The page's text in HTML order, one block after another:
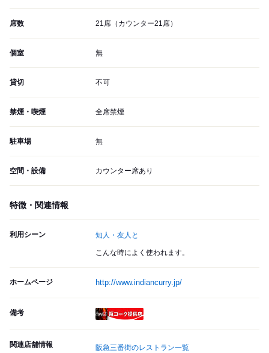
席数 21席（カウンター21席）
個室 無
貸切 不可
禁煙・喫煙 全席禁煙
駐車場 無
空間・設備 カウンター席あり
特徴・関連情報
利用シーン 知人・友人と
こんな時によく使われます。
ホームページ http://www.indiancurry.jp/
備考
関連店舗情報
阪急三番街のレストラン一覧